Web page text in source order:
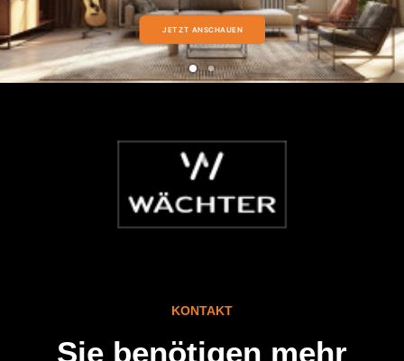
JETZT ANSCHAUEN
KONTAKT
Sie benötigen mehr